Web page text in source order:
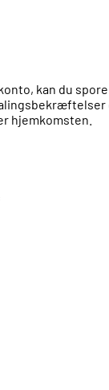
kan du
hjemkomsten.